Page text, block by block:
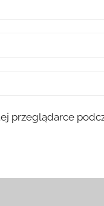
przeglądarce